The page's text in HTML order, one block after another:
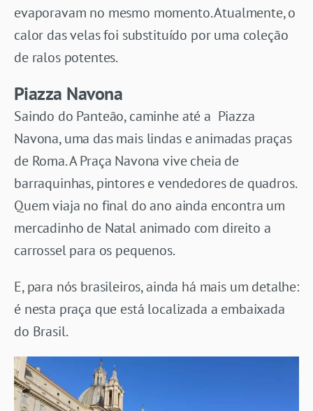
evaporavam no mesmo momento. Atualmente, o
calor das velas foi substituído por uma coleção
de ralos potentes.
Piazza Navona
Saindo do Panteão, caminhe até a Piazza
Navona, uma das mais lindas e animadas praças
de Roma. A Praça Navona vive cheia de
barraquinhas, pintores e vendedores de quadros.
Quem viaja no final do ano ainda encontra um
mercadinho de Natal animado com direito a
carrossel para os pequenos.
E, para nós brasileiros, ainda há mais um detalhe:
é nesta praça que está localizada a embaixada
do Brasil.